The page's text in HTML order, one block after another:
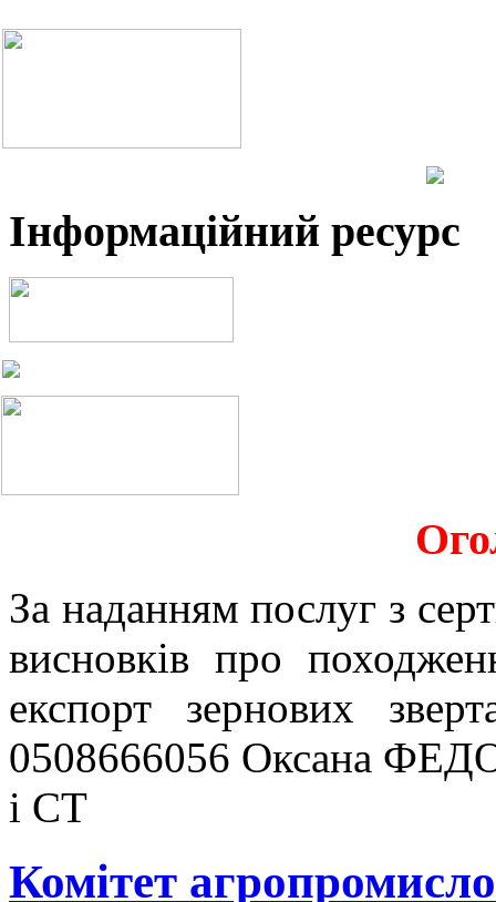
Інформаційний ресурс
За наданням послуг з
висновків про
експорт зернових
0508666056 Оксана
і СТ
Комітет